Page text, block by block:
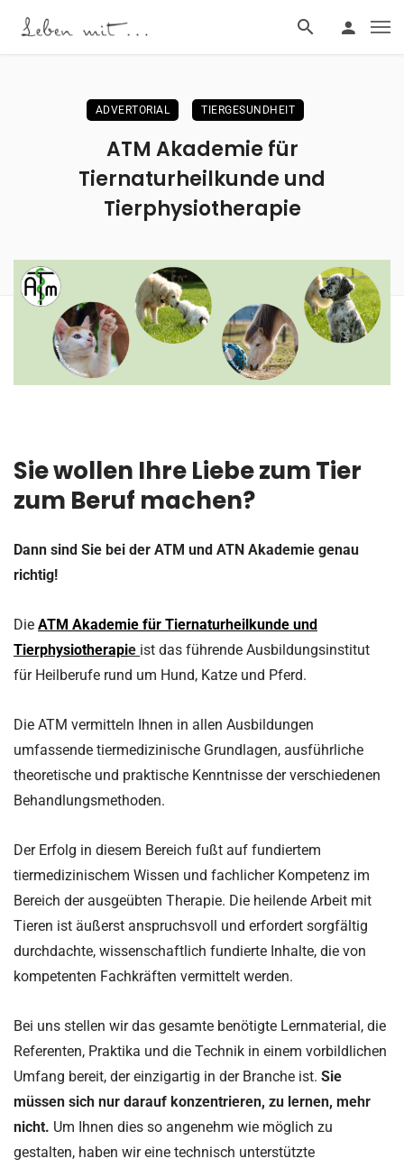
ADVERTORIAL TIERGESUNDHEIT
ATM Akademie für
Tiernaturheilkunde und
Tierphysiotherapie
Sie wollen Ihre Liebe zum Tier
zum Beruf machen?
Dann sind Sie bei der ATM und ATN Akademie genau
richtig!
Die ATM Akademie für Tiernaturheilkunde und
Tierphysiotherapie ist das führende Ausbildungsinstitut
für Heilberufe rund um Hund, Katze und Pferd.
Die ATM vermitteln Ihnen in allen Ausbildungen
umfassende tiermedizinische Grundlagen, ausführliche
theoretische und praktische Kenntnisse der verschiedenen
Behandlungsmethoden.
Der Erfolg in diesem Bereich fußt auf fundiertem
tiermedizinischem Wissen und fachlicher Kompetenz im
Bereich der ausgeübten Therapie. Die heilende Arbeit mit
Tieren ist äußerst anspruchsvoll und erfordert sorgfältig
durchdachte, wissenschaftlich fundierte Inhalte, die von
kompetenten Fachkräften vermittelt werden.
Bei uns stellen wir das gesamte benötigte Lernmaterial, die
Referenten, Praktika und die Technik in einem vorbildlichen
Umfang bereit, der einzigartig in der Branche ist. Sie
müssen sich nur darauf konzentrieren, zu lernen, mehr
nicht. Um Ihnen dies so angenehm wie möglich zu
gestalten, haben wir eine technisch unterstützte